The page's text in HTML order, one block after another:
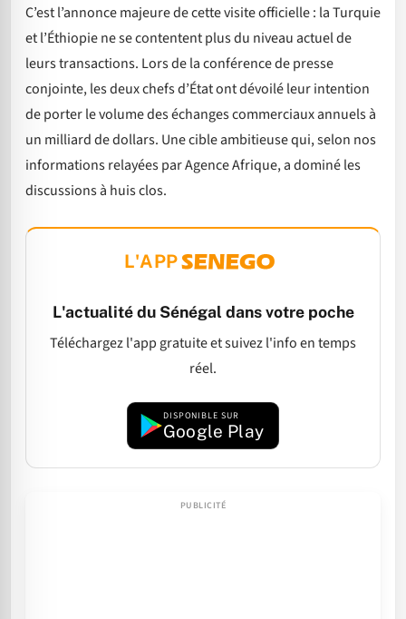
C’est l’annonce majeure de cette visite officielle : la Turquie
et l’Éthiopie ne se contentent plus du niveau actuel de
leurs transactions. Lors de la conférence de presse
conjointe, les deux chefs d’État ont dévoilé leur intention
de porter le volume des échanges commerciaux annuels à
un milliard de dollars. Une cible ambitieuse qui, selon nos
informations relayées par Agence Afrique, a dominé les
discussions à huis clos.
L'APP
L'actualité du Sénégal dans votre poche
Téléchargez l'app gratuite et suivez l'info en temps
réel.
DISPONIBLE SUR
Google Play